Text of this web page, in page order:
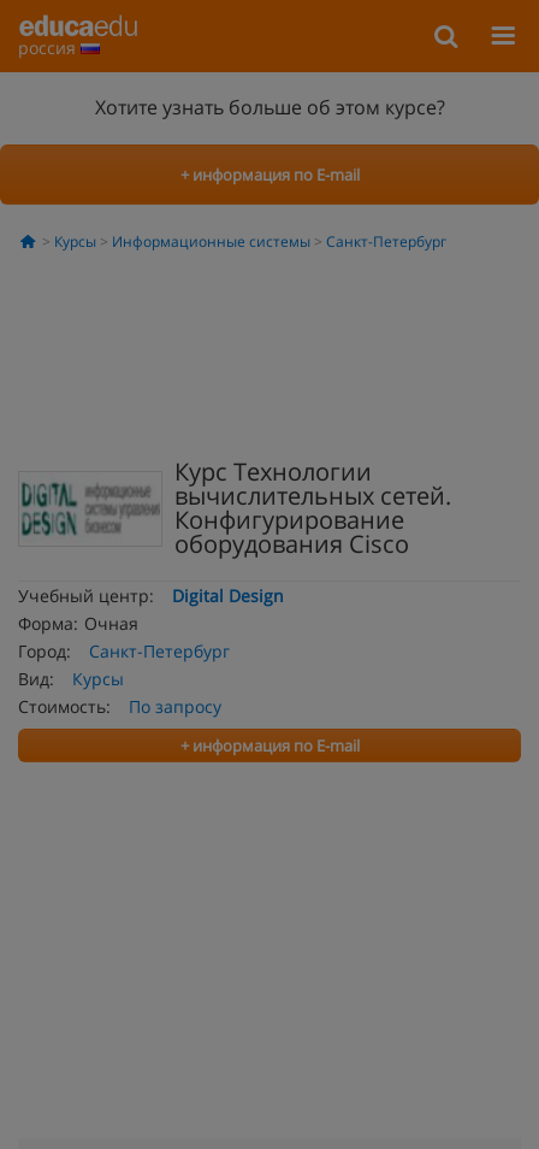
россия
Хотите узнать больше об этом курсе?
+ информация по E-mail
Курсы Информационные системы Санкт-Петербург
Курс Технологии
вычислительных сетей.
Конфигурирование
оборудования Cisco
Учебный центр:
Digital Design
Форма: Очная
Город:
Санкт-Петербург
Вид:
Курсы
Стоимость:
По запросу
+ информация по E-mail